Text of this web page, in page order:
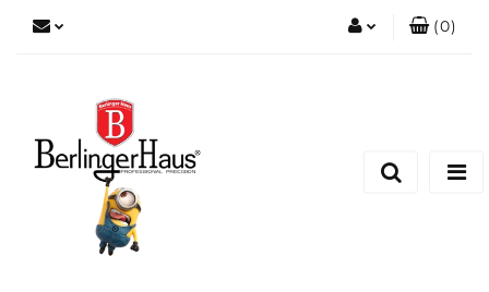
(0)